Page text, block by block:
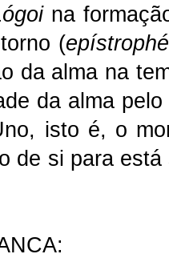
na
(epístrophé
da alma na
da alma
isto é, o
de si para